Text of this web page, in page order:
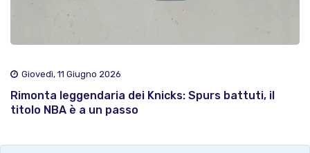
Giovedì, 11 Giugno 2026
Rimonta leggendaria dei Knicks: Spurs battuti, il
titolo NBA è a un passo